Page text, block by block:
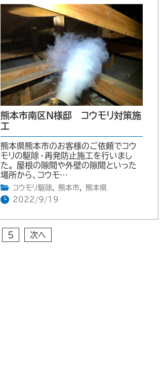
熊本市南区N様邸 コウモリ対策施
工
熊本県熊本市のお客様のご依頼でコウ
モリの駆除・再発防止施工を行いまし
た。 屋根の隙間や外壁の隙間といった
場所から、コウモ…
コウモリ駆除, 熊本市,
熊本県
2022/9/19
5 次へ